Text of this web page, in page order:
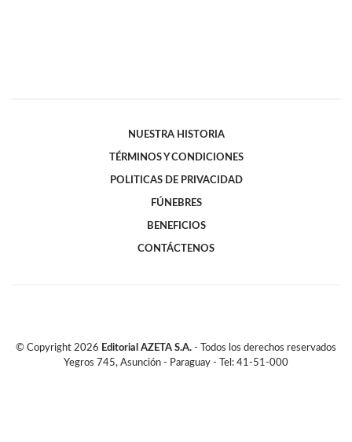
NUESTRA HISTORIA
TÉRMINOS Y CONDICIONES
POLITICAS DE PRIVACIDAD
FÚNEBRES
BENEFICIOS
CONTÁCTENOS
© Copyright 2026 Editorial AZETA S.A. - Todos los derechos reservados
Yegros 745, Asunción - Paraguay - Tel: 41-51-000